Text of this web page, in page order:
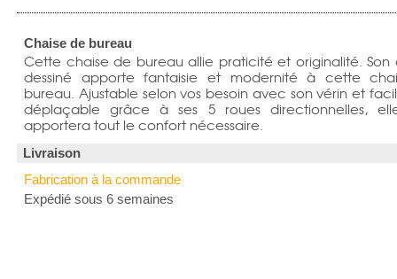
Chaise de bureau
Cette chaise de bureau allie praticité et originalité. Son
dessiné apporte fantaisie et modernité à cette
bureau. Ajustable selon vos besoin avec son vérin et
déplaçable grâce à ses 5 roues directionnelles,
apportera tout le confort nécessaire.
Livraison
Fabrication à la commande
Expédié sous 6 semaines